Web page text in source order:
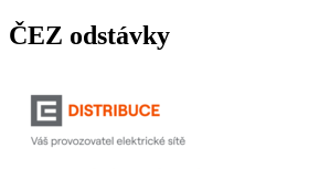
ČEZ odstávky